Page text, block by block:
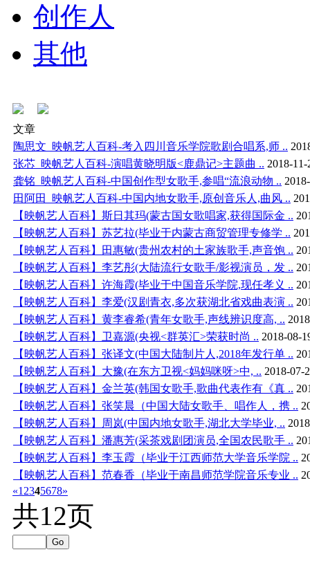
创作人
其他
文章
陶思文_映帆艺人百科-考入四川音乐学院歌剧合唱系,师 ..
张芯_映帆艺人百科-演唱黄晓明版<鹿鼎记>主题曲 .. 2018-
龚铭_映帆艺人百科-中国创作型女歌手,参唱“流浪动物 ..
田阿田_映帆艺人百科-中国内地女歌手,原创音乐人,曲风 ..
【映帆艺人百科】斯日其玛(蒙古国女歌唱家,获得国际金 ..
【映帆艺人百科】苏艺拉(毕业于内蒙古商贸管理专修学 ..
【映帆艺人百科】田惠敏(贵州农村的土家族歌手,声音饱 ..
【映帆艺人百科】李艺彤(大陆流行女歌手/影视演员，发 ..
【映帆艺人百科】许海霞(毕业于中国音乐学院,现任孝义 ..
【映帆艺人百科】李爱(汉剧青衣,多次获湖北省戏曲表演 ..
【映帆艺人百科】黄李睿希(青年女歌手,声线辨识度高, ..
【映帆艺人百科】卫嘉源(央视<群英汇>荣获时尚 .. 2018-08-
【映帆艺人百科】张译文(中国大陆制片人,2018年发行单 ..
【映帆艺人百科】大豫(在东方卫视<妈妈咪呀>中, .. 2018-07-
【映帆艺人百科】金兰英(韩国女歌手,歌曲代表作有《真 ..
【映帆艺人百科】张笑晨（中国大陆女歌手、唱作人，携 ..
【映帆艺人百科】周岚(中国内地女歌手,湖北大学毕业, ..
【映帆艺人百科】潘惠芳(采茶戏剧团演员,全国农民歌手 ..
【映帆艺人百科】李玉霞（毕业于江西师范大学音乐学院 ..
【映帆艺人百科】范春香（毕业于南昌师范学院音乐专业 ..
«1 2345678»
共12页
Go